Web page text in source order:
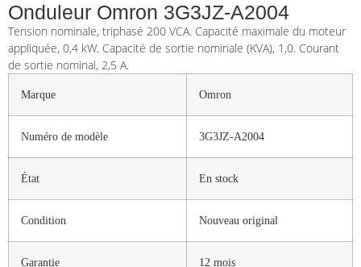
Onduleur Omron 3G3JZ-A2004
Tension nominale, triphasé 200 VCA. Capacité maximale du moteur
appliquée, 0,4 kW. Capacité de sortie nominale (KVA), 1,0. Courant
de sortie nominal, 2,5 A.
Marque Omron
Numéro de modèle 3G3JZ-A2004
État En stock
Condition Nouveau original
Garantie 12 mois